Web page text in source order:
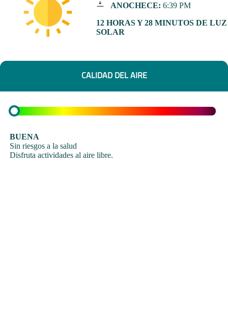
ANOCHECE: 6:39 PM
12 HORAS Y 28 MINUTOS DE LUZ
SOLAR
CALIDAD DEL AIRE
BUENA
Sin riesgos a la salud
Disfruta actividades al aire libre.